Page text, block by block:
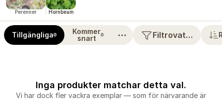
Perenner Hornbeam
Tillgängliga0
Kommer
snart
0 ⋯ Filtrovat…
Inga produkter matchar detta val.
Vi har dock fler vackra exemplar — som för närvarande är